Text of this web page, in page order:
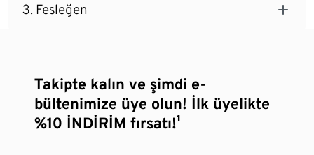
3. Fesleğen
Takipte kalın ve şimdi e-
bültenimize üye olun! İlk üyelikte
%10 İNDİRİM fırsatı!¹